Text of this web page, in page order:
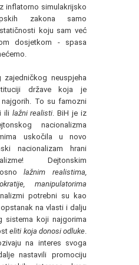
inflatorno simulakrijsko
zakona samo
koju sam već
dosjetkom - spasa
neuspjeha
države koja je
To su famozni
ili lažni realisti . BiH je iz
nacionalizma
uskočila u novo
nacionalizam hrani
Dejtonskim
lažnim realistima,
manipulatorima
potrebni su kao
na vlasti i dalju
sistema koji najgorima
eliti koja donosi odluke
na interes svoga
nastavili promociju